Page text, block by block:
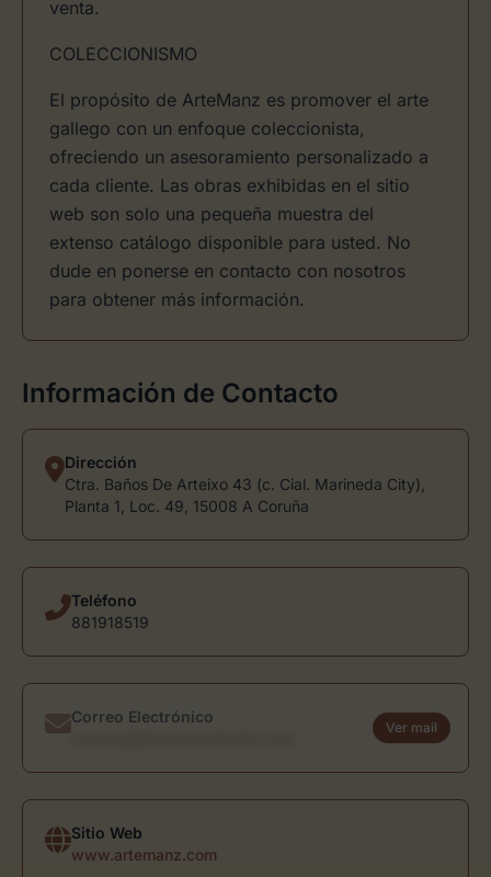
venta.
COLECCIONISMO
El propósito de ArteManz es promover el arte
gallego con un enfoque coleccionista,
ofreciendo un asesoramiento personalizado a
cada cliente. Las obras exhibidas en el sitio
web son solo una pequeña muestra del
extenso catálogo disponible para usted. No
dude en ponerse en contacto con nosotros
para obtener más información.
Información de Contacto
Dirección
Ctra. Baños De Arteixo 43 (c. Cial. Marineda City),
Planta 1, Loc. 49, 15008 A Coruña
Teléfono
881918519
Correo Electrónico
Ver mail
Sitio Web
www.artemanz.com